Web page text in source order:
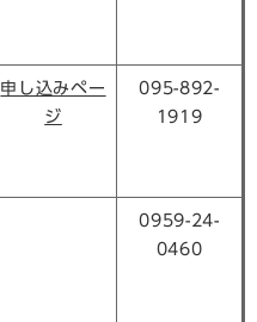
申し込みペー
ジ​
095-892-
1919
0959-24-
0460